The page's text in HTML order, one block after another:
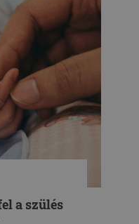
a szülés